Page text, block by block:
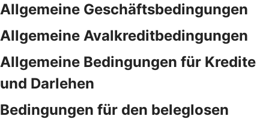
Allgemeine Geschäftsbedingungen
Allgemeine Avalkreditbedingungen
Allgemeine Bedingungen für Kredite
und Darlehen
Bedingungen für den beleglosen